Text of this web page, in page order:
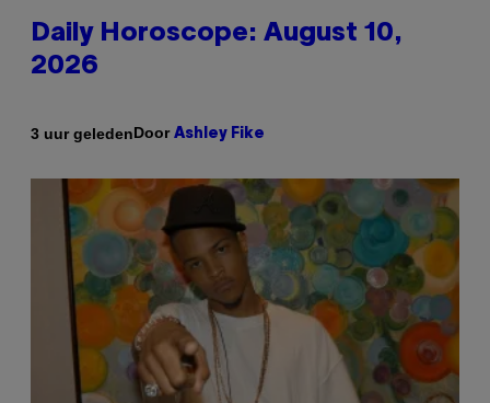
Daily Horoscope: August 10,
2026
3 uur geledenDoor Ashley Fike